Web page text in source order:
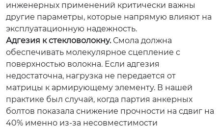
инженерных применений критически важны
другие параметры, которые напрямую влияют на
эксплуатационную надежность.
Адгезия к стекловолокну.Смола должна
обеспечивать молекулярное сцепление с
поверхностью волокна. Если адгезия
недостаточна, нагрузка не передается от
матрицы к армирующему элементу. В нашей
практике был случай, когда партия анкерных
болтов показала снижение прочности на сдвиг на
40% именно из-за несовместимости